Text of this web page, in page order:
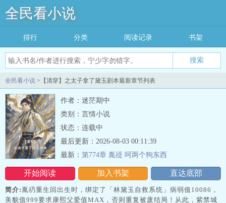
全民看小说
搜索
排行 分类 阅读记录 书架
全民看小说 >【清穿】之太子拿了黛玉剧本最新章节列表
作者：迷茫期中
类别：言情小说
状态：连载中
开始阅读 加入书架 直达底部
最后更新：2026-08-03 00:11:39
最新： 第774章 胤禔 呵两个狗东西
简介: 胤礽重生回出生时，绑定了「林黛玉自救系统」病弱值10086，
美貌值999要求康熙父爱值MAX，否则重复被废结局！从此，紫禁城